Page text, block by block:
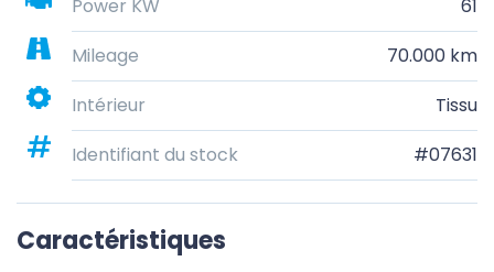
Power KW
61
Mileage
70.000 km
Intérieur
Tissu
Identifiant du stock
#07631
Caractéristiques